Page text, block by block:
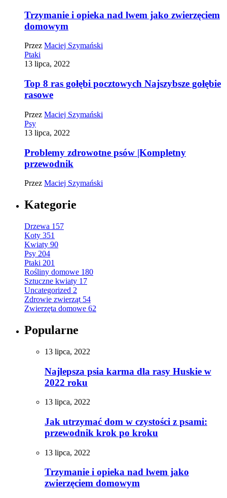
Trzymanie i opieka nad lwem jako zwierzęciem
domowym
Przez Maciej Szymański
Ptaki
13 lipca, 2022
Top 8 ras gołębi pocztowych Najszybsze gołębie
rasowe
Przez Maciej Szymański
Psy
13 lipca, 2022
Problemy zdrowotne psów |Kompletny
przewodnik
Przez Maciej Szymański
Kategorie
Drzewa 157
Koty 351
Kwiaty 90
Psy 204
Ptaki 201
Rośliny domowe 180
Sztuczne kwiaty 17
Uncategorized 2
Zdrowie zwierząt 54
Zwierzęta domowe 62
Popularne
13 lipca, 2022
Najlepsza psia karma dla rasy Huskie w
2022 roku
13 lipca, 2022
Jak utrzymać dom w czystości z psami:
przewodnik krok po kroku
13 lipca, 2022
Trzymanie i opieka nad lwem jako
zwierzęciem domowym